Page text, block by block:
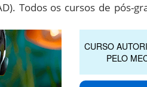
Todos os cursos de pós-
CURSO
PELO